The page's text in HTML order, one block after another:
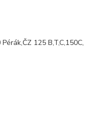
125 B,T,C,150C,